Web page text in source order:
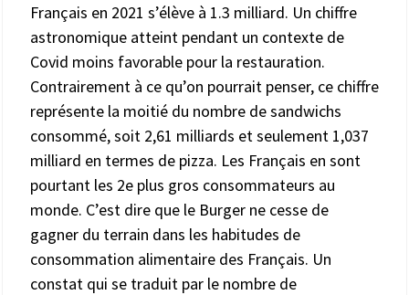
Français en 2021 s’élève à 1.3 milliard. Un chiffre
astronomique atteint pendant un contexte de
Covid moins favorable pour la restauration.
Contrairement à ce qu’on pourrait penser, ce chiffre
représente la moitié du nombre de sandwichs
consommé, soit 2,61 milliards et seulement 1,037
milliard en termes de pizza. Les Français en sont
pourtant les 2e plus gros consommateurs au
monde. C’est dire que le Burger ne cesse de
gagner du terrain dans les habitudes de
consommation alimentaire des Français. Un
constat qui se traduit par le nombre de